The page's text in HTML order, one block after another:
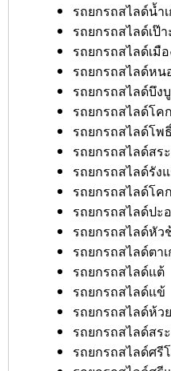
รถยกรถสไลด์น้ำ
รถยกรถสไลด์เป๊า
รถยกรถสไลด์เมื
รถยกรถสไลด์หน
รถยกรถสไลด์บึง
รถยกรถสไลด์โค
รถยกรถสไลด์โพ
รถยกรถสไลด์สร
รถยกรถสไลด์รัง
รถยกรถสไลด์โค
รถยกรถสไลด์ปะ
รถยกรถสไลด์หัว
รถยกรถสไลด์ตา
รถยกรถสไลด์แต้
รถยกรถสไลด์แข้
รถยกรถสไลด์ห้
รถยกรถสไลด์สร
รถยกรถสไลด์ศรี